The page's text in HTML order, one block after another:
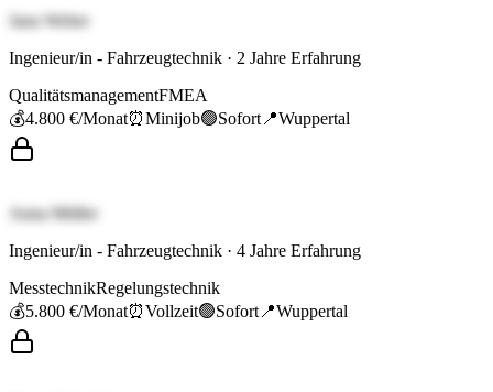
Jana Weber
Ingenieur/in - Fahrzeugtechnik · 2 Jahre Erfahrung
QualitätsmanagementFMEA
💰4.800 €/Monat⏰Minijob🟢Sofort 📍Wuppertal
Anna Müller
Ingenieur/in - Fahrzeugtechnik · 4 Jahre Erfahrung
MesstechnikRegelungstechnik
💰5.800 €/Monat⏰Vollzeit🟢Sofort 📍Wuppertal